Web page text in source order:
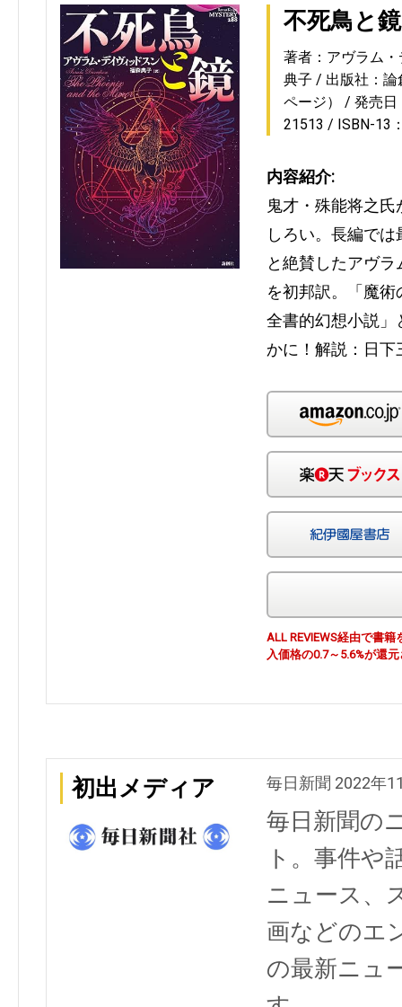
不死鳥と鏡
著者：アヴラム
典子
出版社：論
ページ）
発売日
21513
ISBN-13
内容紹介:
鬼才・殊能将之
しろい。長編で
と絶賛したアヴ
を初邦訳。「魔
全書的幻想小説」
かに！解説：日下
ALL REVIEWS経由で書
入価格の0.7～5.6%が還
初出メディア 毎日新聞 2022年
毎日新聞の
ト。事件や
ニュース、
画などのエ
の最新ニュ